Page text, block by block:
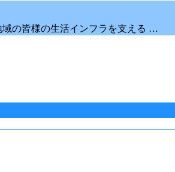
の皆様の生活インフラを支える …